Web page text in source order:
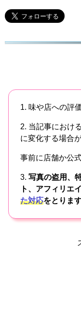
1. 味や店への評
2. 当記事におけ
に変化する場合
事前に店舗か公
3.写真の盗用、
ト、アフィリエ
た対応をとります